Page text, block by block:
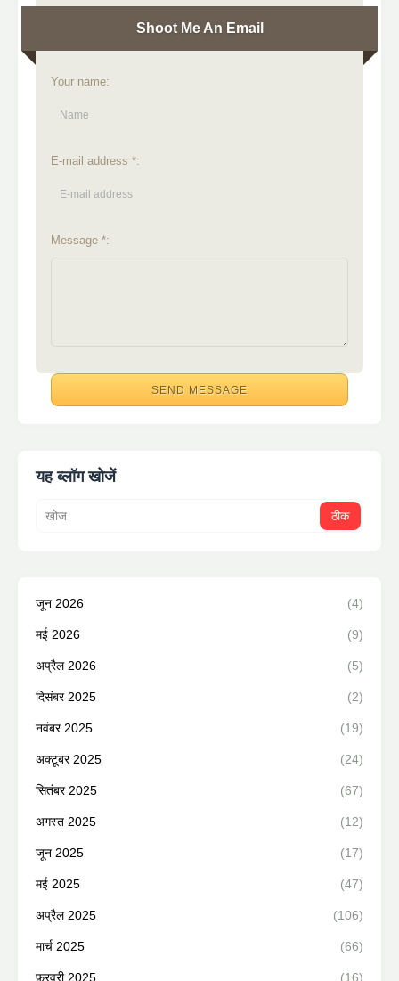
Shoot Me An Email
Your name:
E-mail address *:
Message *:
यह ब्लॉग खोजें
जून 2026 (4)
मई 2026 (9)
अप्रैल 2026 (5)
दिसंबर 2025 (2)
नवंबर 2025 (19)
अक्टूबर 2025 (24)
सितंबर 2025 (67)
अगस्त 2025 (12)
जून 2025 (17)
मई 2025 (47)
अप्रैल 2025 (106)
मार्च 2025 (66)
फ़रवरी 2025 (16)